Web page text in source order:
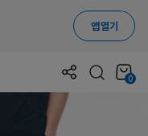
앱 열기
0